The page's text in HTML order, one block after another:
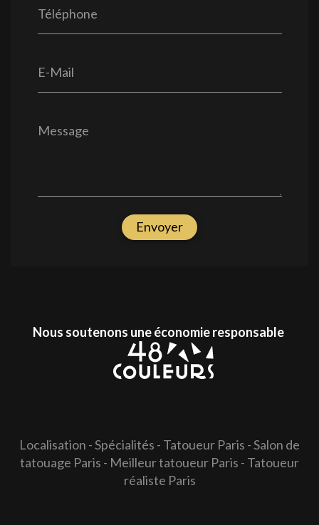
Téléphone
E-Mail
Message
Envoyer
Nous soutenons une économie responsable
Localisation -Spécialités - Tatoueur Paris -Salon de
tatouage Paris - Meilleur tatoueur Paris - Tatoueur
réaliste Paris